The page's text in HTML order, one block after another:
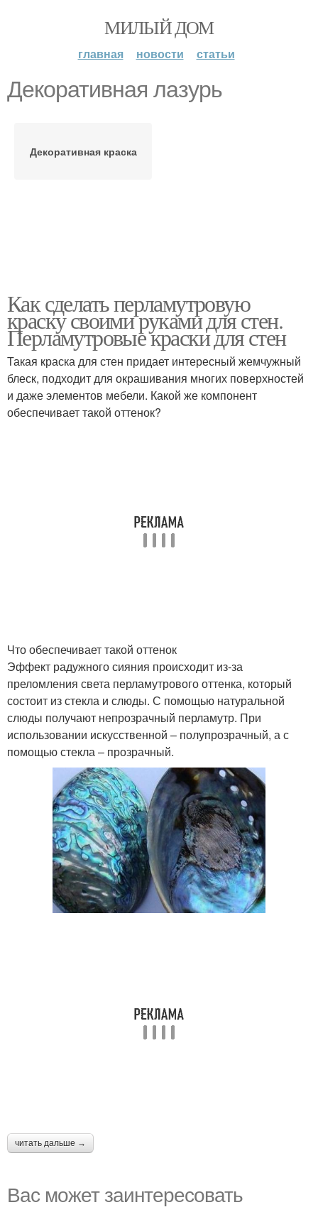
МИЛЫЙ ДОМ
главная новости статьи
Декоративная лазурь
Декоративная краска
Как сделать перламутровую
краску своими руками для стен.
Перламутровые краски для стен
Такая краска для стен придает интересный жемчужный
блеск, подходит для окрашивания многих поверхностей
и даже элементов мебели. Какой же компонент
обеспечивает такой оттенок?
Что обеспечивает такой оттенок
Эффект радужного сияния происходит из-за
преломления света перламутрового оттенка, который
состоит из стекла и слюды. С помощью натуральной
слюды получают непрозрачный перламутр. При
использовании искусственной – полупрозрачный, а с
помощью стекла – прозрачный.
читать дальше →
Вас может заинтересовать